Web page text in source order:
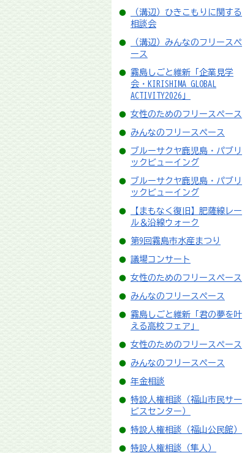
（溝辺）ひきこもりに関する
相談会
（溝辺）みんなのフリースペ
ース
霧島しごと維新「企業見学
会・KIRISHIMA GLOBAL
ACTIVITY2026」
女性のためのフリースペース
みんなのフリースペース
ブルーサクヤ鹿児島・パブリ
ックビューイング
ブルーサクヤ鹿児島・パブリ
ックビューイング
【まもなく復旧】肥薩線レー
ル＆沿線ウォーク
第9回霧島市水産まつり
議場コンサート
女性のためのフリースペース
みんなのフリースペース
霧島しごと維新「君の夢を叶
える高校フェア」
女性のためのフリースペース
みんなのフリースペース
年金相談
特設人権相談（福山市民サー
ビスセンター）
特設人権相談（福山公民館）
特設人権相談（隼人）